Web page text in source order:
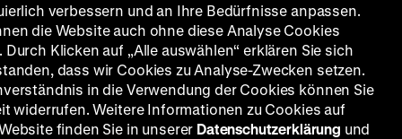
verbessern und an Ihre Bedürfnisse anpassen.
die Website auch ohne diese Analyse Cookies
Durch Klicken auf „Alle auswählen“ erklären Sie sich
dass wir Cookies zu Analyse-Zwecken setzen.
in die Verwendung der Cookies können Sie
widerrufen. Weitere Informationen zu Cookies auf
finden Sie in unserer Datenschutzerklärung und